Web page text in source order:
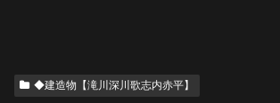
◆建造物【滝川深川歌志内赤平】